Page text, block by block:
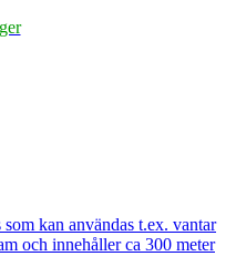
kan användas t.ex. vantar
och innehåller ca 300 meter